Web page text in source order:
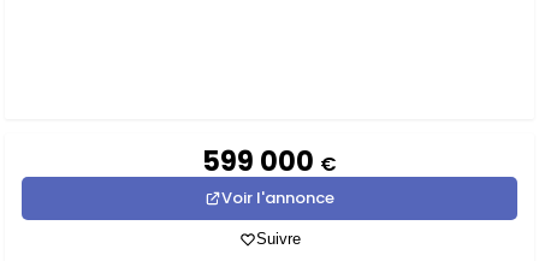
599 000 €
Voir l'annonce
Suivre